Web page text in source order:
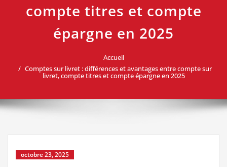
compte titres et compte
épargne en 2025
Accueil
Comptes sur livret : différences et avantages entre compte sur
livret, compte titres et compte épargne en 2025
octobre 23, 2025